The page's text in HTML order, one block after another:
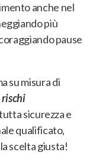
anche nel
più
pause
su misura di
sicurezza e
qualificato,
scelta giusta!